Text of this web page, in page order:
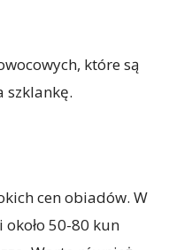
które są
szklankę.
cen obiadów. W
50-80 kun